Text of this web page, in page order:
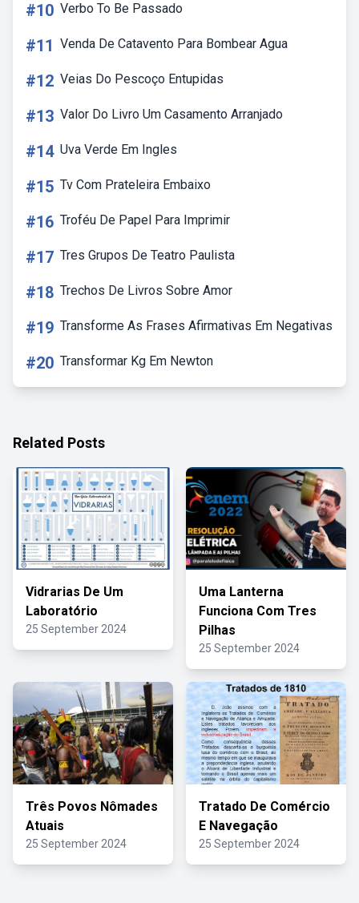
#10 Verbo To Be Passado
#11 Venda De Catavento Para Bombear Agua
#12 Veias Do Pescoço Entupidas
#13 Valor Do Livro Um Casamento Arranjado
#14 Uva Verde Em Ingles
#15 Tv Com Prateleira Embaixo
#16 Troféu De Papel Para Imprimir
#17 Tres Grupos De Teatro Paulista
#18 Trechos De Livros Sobre Amor
#19 Transforme As Frases Afirmativas Em Negativas
#20 Transformar Kg Em Newton
Related Posts
Vidrarias De Um
Laboratório
25 September 2024
Uma Lanterna
Funciona Com Tres
Pilhas
25 September 2024
Três Povos Nômades
Atuais
25 September 2024
Tratado De Comércio
E Navegação
25 September 2024